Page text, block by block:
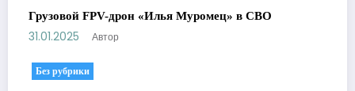
Грузовой FPV-дрон «Илья Муромец» в СВО
31.01.2025 Автор
Без рубрики